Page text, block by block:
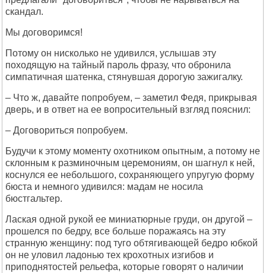
скандал.
Мы договоримся!
Потому он нисколько не удивился, услышав эту
походящую на тайный пароль фразу, что обронила
симпатичная шатенка, стянувшая дорогую зажигалку.
– Что ж, давайте попробуем, – заметил Федя, прикрывая
дверь, и в ответ на ее вопросительный взгляд пояснил:
– Договориться попробуем.
Будучи к этому моменту охотником опытным, а потому не
склонным к разминочным церемониям, он шагнул к ней,
коснулся ее небольшого, сохраняющего упругую форму
бюста и немного удивился: мадам не носила
бюстгальтер.
Лаская одной рукой ее миниатюрные груди, он другой –
прошелся по бедру, все больше поражаясь на эту
странную женщину: под туго обтягивающей бедро юбкой
он не уловил ладонью тех крохотных изгибов и
приподнятостей рельефа, которые говорят о наличии